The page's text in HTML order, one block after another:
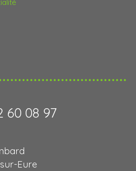
60 08 97
Eure